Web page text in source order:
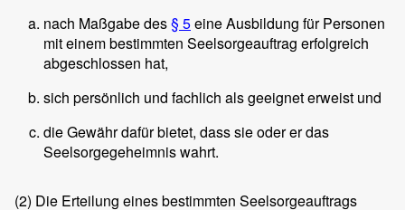
nach Maßgabe des§ 5eine Ausbildung für Personen
mit einem bestimmten Seelsorgeauftrag erfolgreich
abgeschlossen hat,
sich persönlich und fachlich als geeignet erweist und
die Gewähr dafür bietet, dass sie oder er das
Seelsorgegeheimnis wahrt.
(2) Die Erteilung eines bestimmten Seelsorgeauftrags